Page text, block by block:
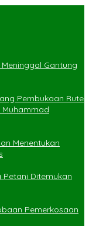
Gantung
Pembukaan Rute
Menentukan
Petani Ditemukan
Pemerkosaan